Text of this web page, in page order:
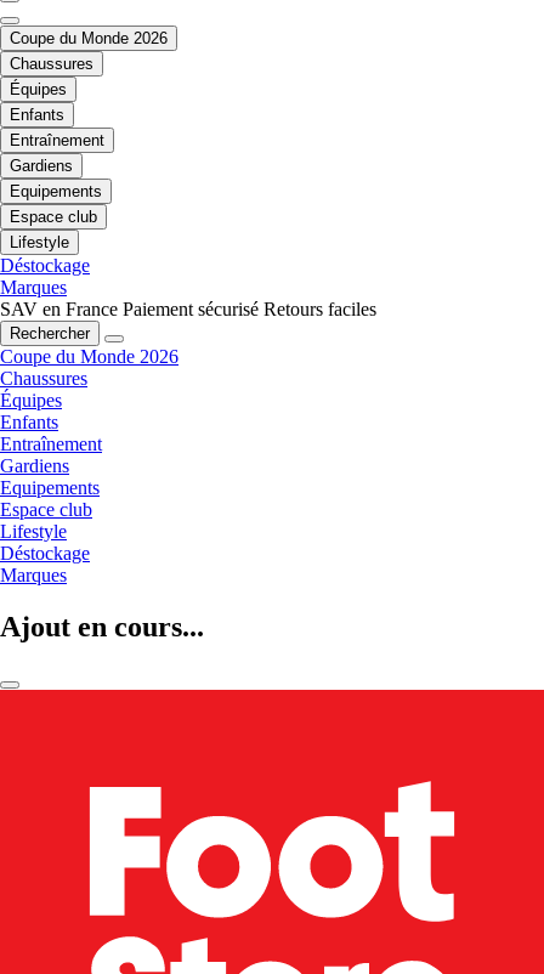
Coupe du Monde 2026
Chaussures
Équipes
Enfants
Entraînement
Gardiens
Equipements
Espace club
Lifestyle
Déstockage
Marques
SAV en France Paiement sécurisé Retours faciles
Rechercher
Coupe du Monde 2026
Chaussures
Équipes
Enfants
Entraînement
Gardiens
Equipements
Espace club
Lifestyle
Déstockage
Marques
Ajout en cours...